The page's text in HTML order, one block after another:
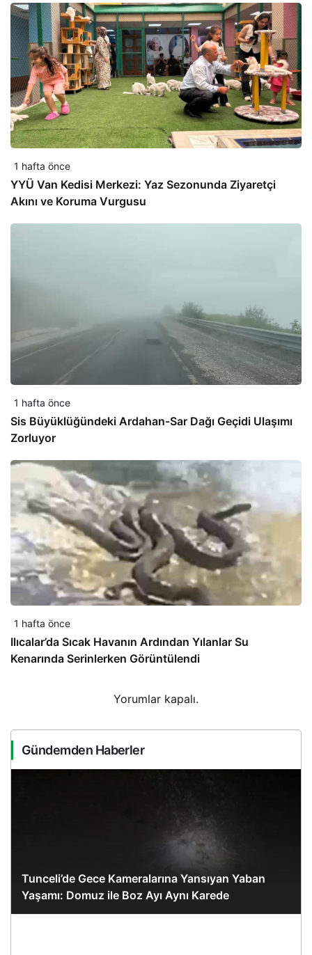
1 hafta önce
YYÜ Van Kedisi Merkezi: Yaz Sezonunda Ziyaretçi
Akını ve Koruma Vurgusu
1 hafta önce
Sis Büyüklüğündeki Ardahan-Sar Dağı Geçidi Ulaşımı
Zorluyor
1 hafta önce
Ilıcalar’da Sıcak Havanın Ardından Yılanlar Su
Kenarında Serinlerken Görüntülendi
Yorumlar kapalı.
Gündemden Haberler
Tunceli’de Gece Kameralarına Yansıyan Yaban
Yaşamı: Domuz ile Boz Ayı Aynı Karede